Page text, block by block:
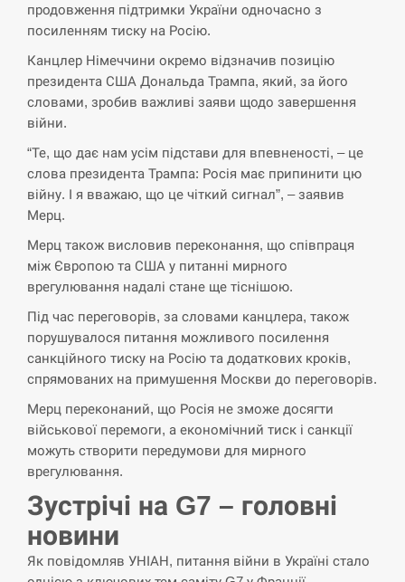
У Росії розгортається ракетний підрозділ
КНДР – Reuters
СЕРПЕНЬ
14:23
Поставки ракет для ПВО сократились
СЕРПЕНЬ
У Румунії затоплять чотири баржі для
збільшення потоку води до…
СЕРПЕНЬ
13:53
В Москве пожаловались на “кратный
рост” атак дронов Украины
СЕРПЕНЬ
Біля українського літака в аеропорту
Лейпцига виявили дрон, ймовірно, з…
СЕРПЕНЬ
13:23
“Они должны быть уничтожены”: в
МИДе ответили, как отреагируют на…
продовження підтримки України одночасно з
посиленням тиску на Росію.
Канцлер Німеччини окремо відзначив позицію
президента США Дональда Трампа, який, за його
словами, зробив важливі заяви щодо завершення
війни.
“Те, що дає нам усім підстави для впевненості, – це
слова президента Трампа: Росія має припинити цю
війну. І я вважаю, що це чіткий сигнал”, – заявив
Мерц.
Мерц також висловив переконання, що співпраця
між Європою та США у питанні мирного
врегулювання надалі стане ще тіснішою.
Під час переговорів, за словами канцлера, також
порушувалося питання можливого посилення
санкційного тиску на Росію та додаткових кроків,
спрямованих на примушення Москви до переговорів.
Мерц переконаний, що Росія не зможе досягти
військової перемоги, а економічний тиск і санкції
можуть створити передумови для мирного
врегулювання.
Зустрічі на G7 – головні
новини
Як повідомляв УНІАН, питання війни в Україні стало